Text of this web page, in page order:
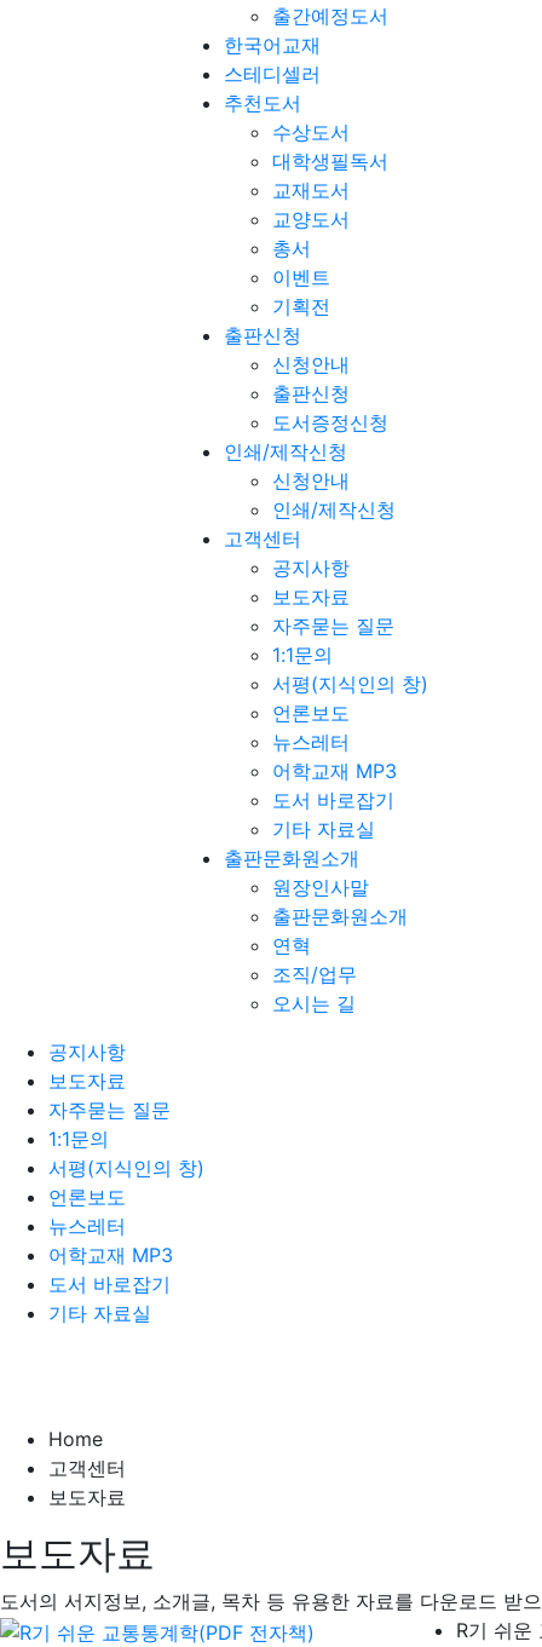
출간예정도서
한국어교재
스테디셀러
추천도서
수상도서
대학생필독서
교재도서
교양도서
총서
이벤트
기획전
출판신청
신청안내
출판신청
도서증정신청
인쇄/제작신청
신청안내
인쇄/제작신청
고객센터
공지사항
보도자료
자주묻는 질문
1:1문의
서평(지식인의 창)
언론보도
뉴스레터
어학교재 MP3
도서 바로잡기
기타 자료실
출판문화원소개
원장인사말
출판문화원소개
연혁
조직/업무
오시는 길
공지사항
보도자료
자주묻는 질문
1:1문의
서평(지식인의 창)
언론보도
뉴스레터
어학교재 MP3
도서 바로잡기
기타 자료실
Home
고객센터
보도자료
보도자료
도서의 서지정보, 소개글, 목차 등 유용한 자료를 다운로드 받
R기 쉬운